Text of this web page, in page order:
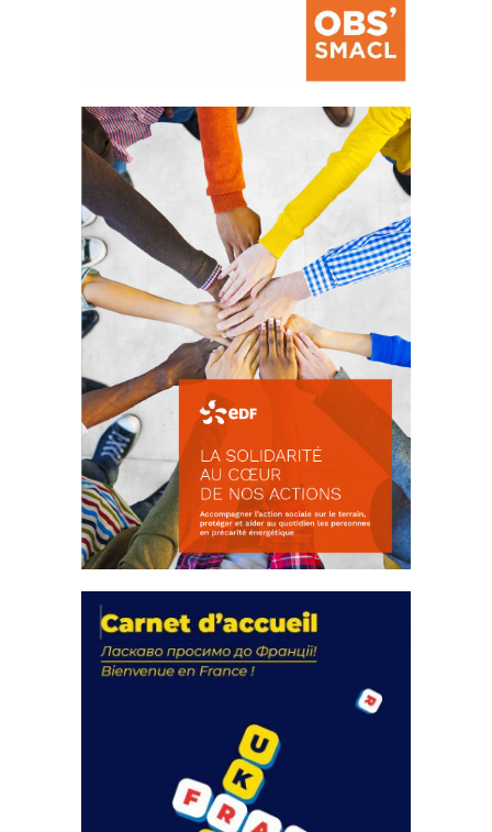
La prévention des conflits
d’intérêts
18 septembre 2023
FEUILLETER
actions
18 septembre 2023
FEUILLETER